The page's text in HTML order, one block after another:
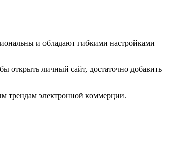
и обладают гибкими настройками
открыть личный сайт, достаточно добавить
трендам электронной коммерции.